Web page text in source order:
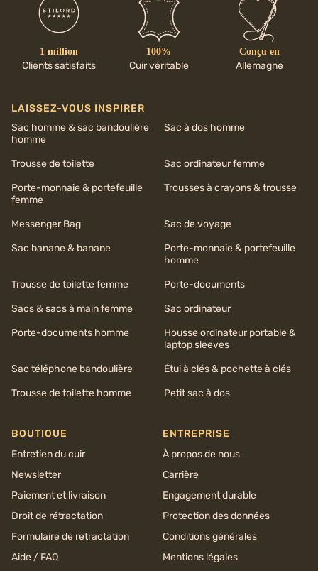
1 million
Clients satisfaits
100%
Cuir véritable
Conçu en
Allemagne
LAISSEZ-VOUS INSPIRER
Sac homme & sac bandoulière
homme
Sac à dos homme
Trousse de toilette
Sac ordinateur femme
Porte-monnaie & portefeuille
femme
Trousses à crayons & trousse
Messenger Bag
Sac de voyage
Sac banane & banane
Porte-monnaie & portefeuille
homme
Trousse de toilette femme
Porte-documents
Sacs & sacs à main femme
Sac ordinateur
Porte-documents homme
Housse ordinateur portable &
laptop sleeves
Sac téléphone bandoulière
Étui à clés & pochette à clés
Trousse de toilette homme
Petit sac à dos
BOUTIQUE
Entretien du cuir
Newsletter
Paiement et livraison
Droit de rétractation
Formulaire de retractation
Aide / FAQ
ENTREPRISE
À propos de nous
Carrière
Engagement durable
Protection des données
Conditions générales
Mentions légales